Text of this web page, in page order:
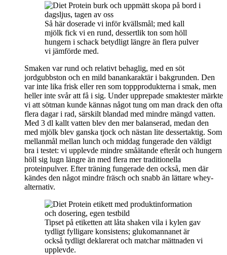
Så här doserade vi inför kvällsmål; med kall
mjölk fick vi en rund, dessertlik ton som höll
hungern i schack betydligt längre än flera pulver
vi jämförde med.
Smaken var rund och relativt behaglig, med en söt
jordgubbston och en mild banankaraktär i bakgrunden. Den
var inte lika frisk eller ren som toppprodukterna i smak, men
heller inte svår att få i sig. Under upprepade smaktester märkte
vi att sötman kunde kännas något tung om man drack den ofta
flera dagar i rad, särskilt blandad med mindre mängd vatten.
Med 3 dl kallt vatten blev den mer balanserad, medan den
med mjölk blev ganska tjock och nästan lite dessertaktig. Som
mellanmål mellan lunch och middag fungerade den väldigt
bra i testet: vi upplevde mindre småätande efteråt och hungern
höll sig lugn längre än med flera mer traditionella
proteinpulver. Efter träning fungerade den också, men där
kändes den något mindre fräsch och snabb än lättare whey-
alternativ.
Tipset på etiketten att låta shaken vila i kylen gav
tydligt fylligare konsistens; glukomannanet är
också tydligt deklarerat och matchar mättnaden vi
upplevde.